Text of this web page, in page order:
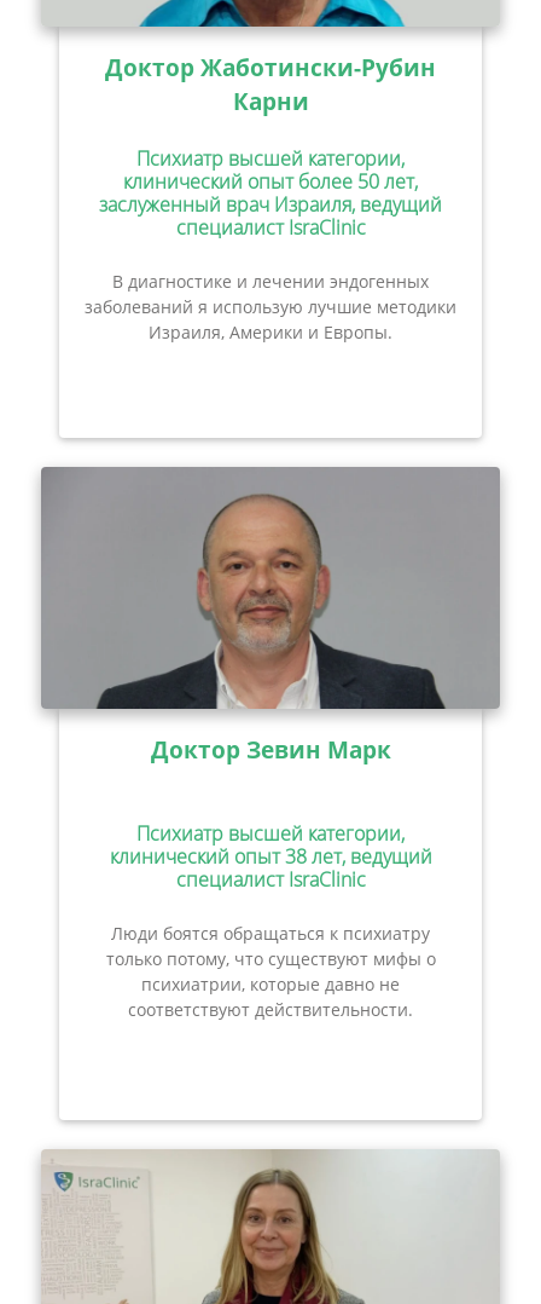
Доктор Жаботински-Рубин
Карни
Психиатр высшей категории,
клинический опыт более 50 лет,
заслуженный врач Израиля, ведущий
специалист IsraClinic
В диагностике и лечении эндогенных
заболеваний я использую лучшие методики
Израиля, Америки и Европы.
Доктор Зевин Марк
Психиатр высшей категории,
клинический опыт 38 лет, ведущий
специалист IsraClinic
Люди боятся обращаться к психиатру
только потому, что существуют мифы о
психиатрии, которые давно не
соответствуют действительности.